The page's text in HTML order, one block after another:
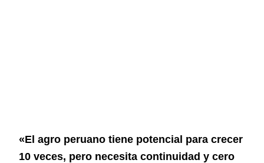
«El agro peruano tiene potencial para crecer
10 veces, pero necesita continuidad y cero